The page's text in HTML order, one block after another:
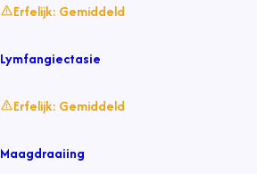
Erfelijk: Gemiddeld
Lymfangiectasie
Erfelijk: Gemiddeld
Maagdraaiing